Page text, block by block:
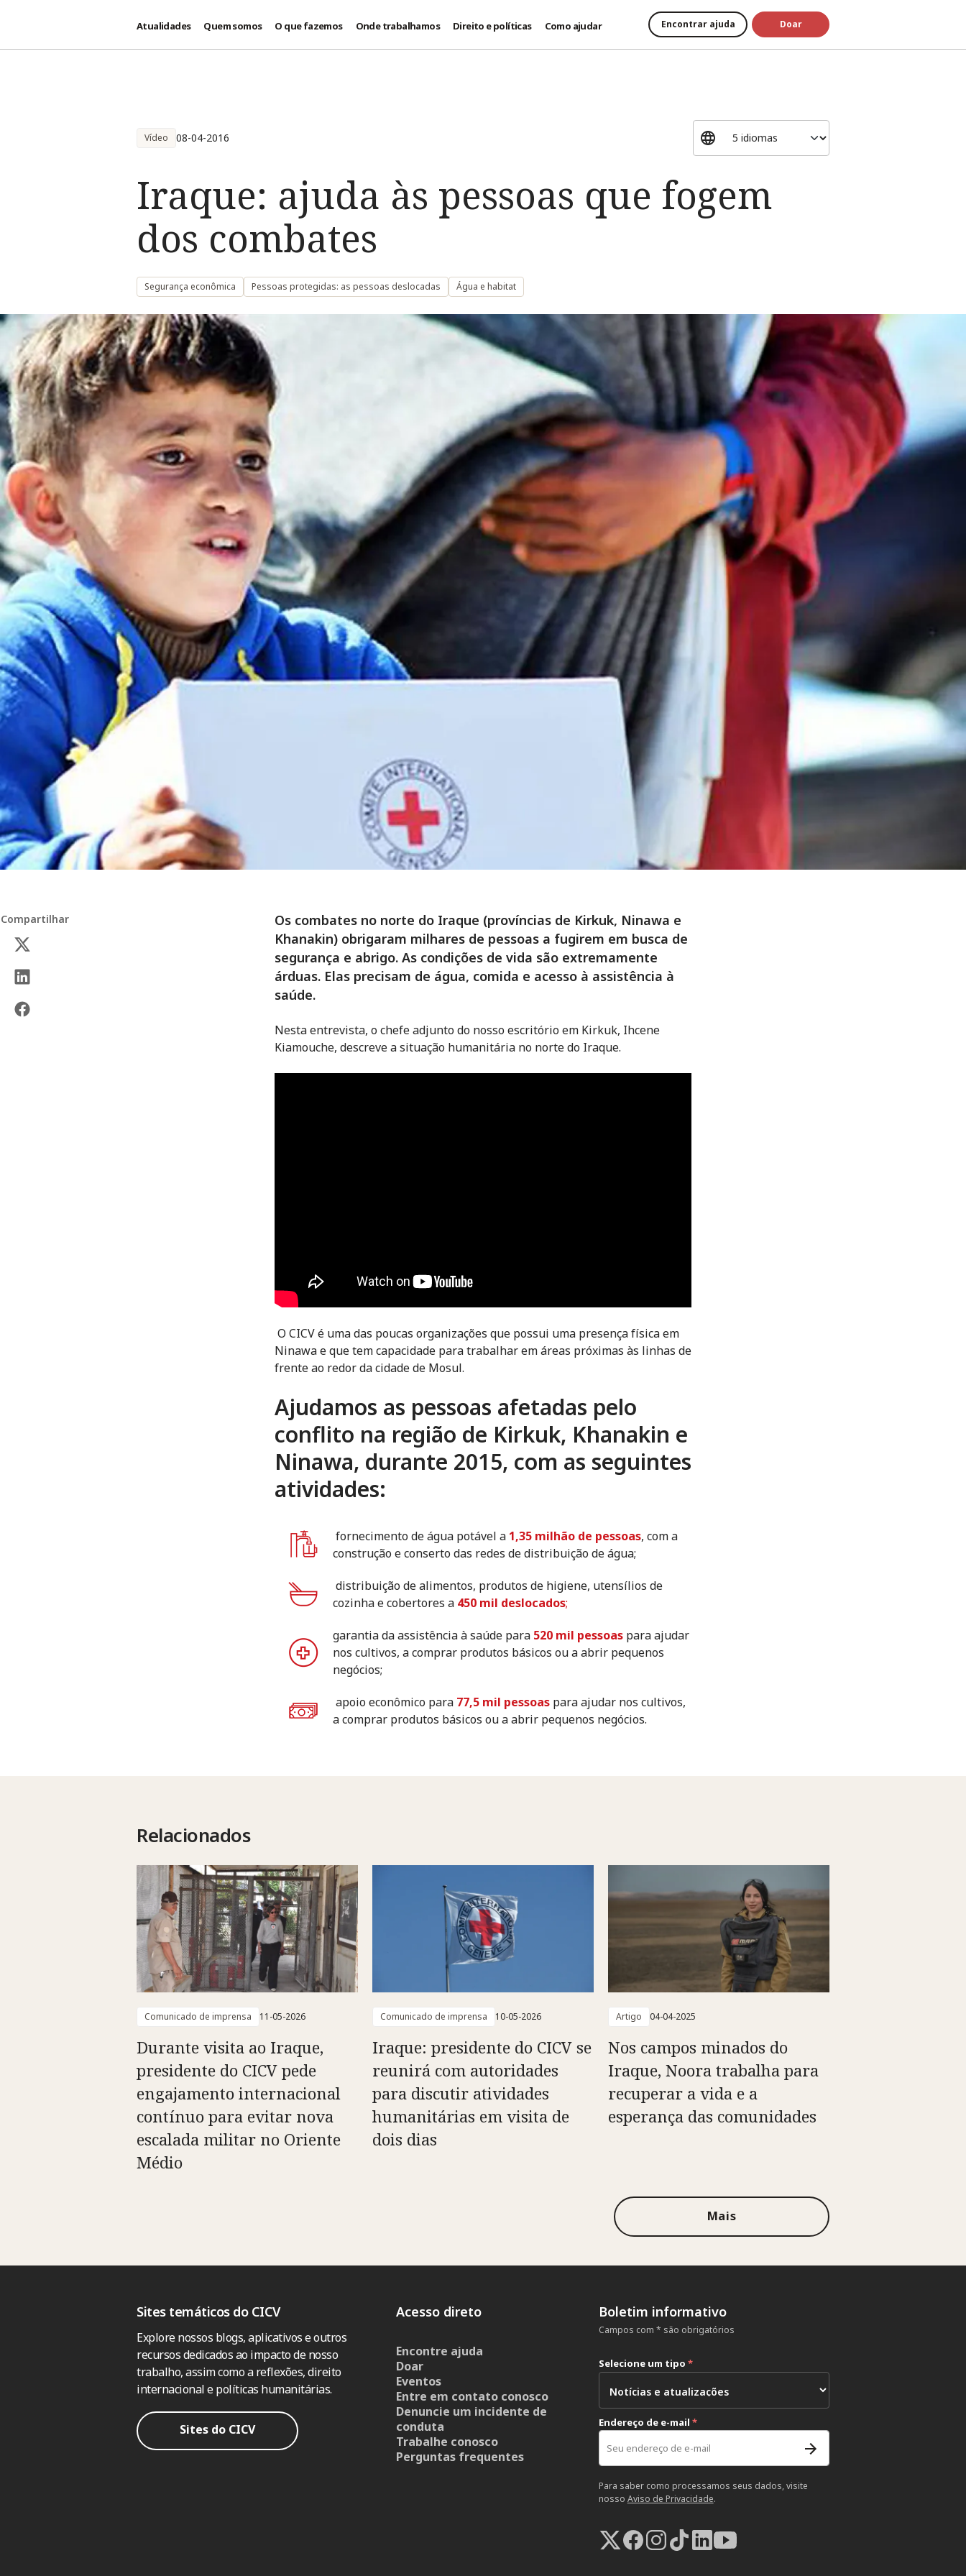
Atualidades Quem somos O que fazemos Onde trabalhamos Direito e políticas Como ajudar Encontrar ajuda Doar
Vídeo 08-04-2016
Iraque: ajuda às pessoas que fogem
dos combates
Segurança econômica Pessoas protegidas: as pessoas deslocadas Água e habitat
Compartilhar
Os combates no norte do Iraque (províncias de Kirkuk, Ninawa e
Khanakin) obrigaram milhares de pessoas a fugirem em busca de
segurança e abrigo. As condições de vida são extremamente
árduas. Elas precisam de água, comida e acesso à assistência à
saúde.
Nesta entrevista, o chefe adjunto do nosso escritório em Kirkuk, Ihcene
Kiamouche, descreve a situação humanitária no norte do Iraque.
O CICV é uma das poucas organizações que possui uma presença física em
Ninawa e que tem capacidade para trabalhar em áreas próximas às linhas de
frente ao redor da cidade de Mosul.
Ajudamos as pessoas afetadas pelo
conflito na região de Kirkuk, Khanakin e
Ninawa, durante 2015, com as seguintes
atividades:
fornecimento de água potável a 1,35 milhão de pessoas, com a
construção e conserto das redes de distribuição de água;
distribuição de alimentos, produtos de higiene, utensílios de
cozinha e cobertores a 450 mil deslocados;
garantia da assistência à saúde para 520 mil pessoas para ajudar
nos cultivos, a comprar produtos básicos ou a abrir pequenos
negócios;
apoio econômico para 77,5 mil pessoas para ajudar nos cultivos,
a comprar produtos básicos ou a abrir pequenos negócios.
Relacionados
Comunicado de imprensa 11-05-2026
Durante visita ao Iraque,
presidente do CICV pede
engajamento internacional
contínuo para evitar nova
escalada militar no Oriente
Médio
Comunicado de imprensa 10-05-2026
Iraque: presidente do CICV se
reunirá com autoridades
para discutir atividades
humanitárias em visita de
dois dias
Artigo 04-04-2025
Nos campos minados do
Iraque, Noora trabalha para
recuperar a vida e a
esperança das comunidades
Mais
Sites temáticos do CICV
Explore nossos blogs, aplicativos e outros
recursos dedicados ao impacto de nosso
trabalho, assim como a reflexões, direito
internacional e políticas humanitárias.
Sites do CICV
Acesso direto
Encontre ajuda
Doar
Eventos
Entre em contato conosco
Denuncie um incidente de
conduta
Trabalhe conosco
Perguntas frequentes
Boletim informativo
Campos com * são obrigatórios
Selecione um tipo *
Endereço de e-mail *
Para saber como processamos seus dados, visite
nosso Aviso de Privacidade.